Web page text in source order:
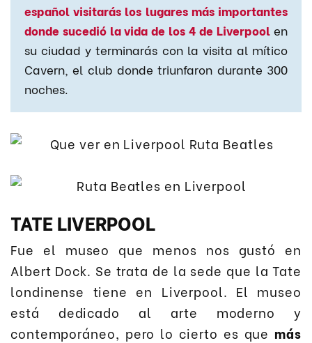
español visitarás los lugares más importantes
donde sucedió la vida de los 4 de Liverpool en
su ciudad y terminarás con la visita al mítico
Cavern, el club donde triunfaron durante 300
noches.
TATE LIVERPOOL
Fue el museo que menos nos gustó en
Albert Dock. Se trata de la sede que la Tate
londinense tiene en Liverpool. El museo
está dedicado al arte moderno y
contemporáneo, pero lo cierto es que más